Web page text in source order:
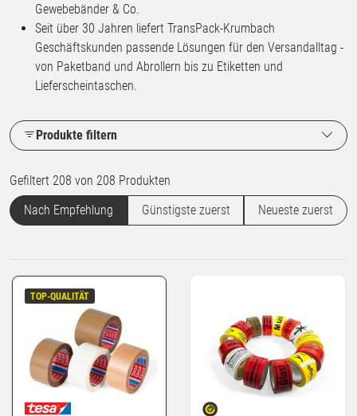
Gewebebänder & Co.
Seit über 30 Jahren liefert TransPack-Krumbach
Geschäftskunden passende Lösungen für den Versandalltag -
von Paketband und Abrollern bis zu Etiketten und
Lieferscheintaschen.
Produkte filtern
Gefiltert 208 von 208 Produkten
Nach Empfehlung
Günstigste zuerst Neueste zuerst
TOP-QUALITÄT